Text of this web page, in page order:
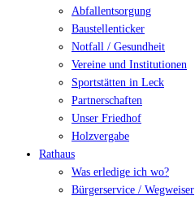
Abfallentsorgung
Baustellenticker
Notfall / Gesundheit
Vereine und Institutionen
Sportstätten in Leck
Partnerschaften
Unser Friedhof
Holzvergabe
Rathaus
Was erledige ich wo?
Bürgerservice / Wegweiser